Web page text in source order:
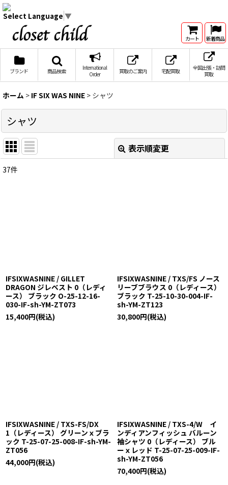
Select Language ▼
カート 新着商品
ブランド 商品検索
International
Order
買取のご案内 宅配買取
全国出張・訪問
買取
ホーム > IF SIX WAS NINE > シャツ
シャツ
表示順変更
37件
IFSIXWASNINE / GILLET
DRAGON ジレベスト 0（レディ
ース） ブラック O-25-12-16-
030-IF-sh-YM-ZT073
15,400円(税込)
IFSIXWASNINE / TXS/FS ノース
リーブブラウス 0（レディース）
ブラック T-25-10-30-004-IF-
sh-YM-ZT123
30,800円(税込)
IFSIXWASNINE / TXS-FS/DX
1（レディース） グリーンｘブラ
ック T-25-07-25-008-IF-sh-YM-
ZT056
44,000円(税込)
IFSIXWASNINE / TXS-4/W イ
ンディアンフィッシュ バルーン
袖シャツ 0（レディース） ブル
ーｘレッド T-25-07-25-009-IF-
sh-YM-ZT056
70,400円(税込)